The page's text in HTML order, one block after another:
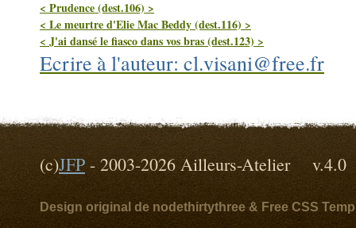
< Prudence (dest.106) >
< Le meurtre d'Elie Mac Beddy (dest.116) >
< J'ai dansé le fiasco dans vos bras (dest.123) >
Ecrire à l'auteur: cl.visani@free.fr
(c)JFP - 2003-2026 Ailleurs-Atelier
Design original de nodethirtythree & Free CSS